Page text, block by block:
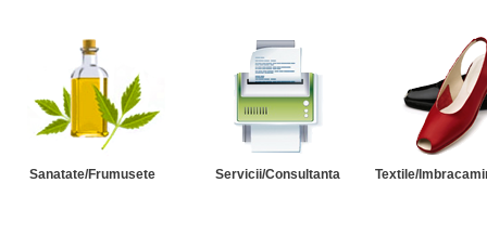
Sanatate/Frumusete Servicii/Consultanta Textile/